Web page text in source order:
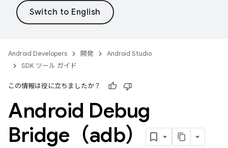
Android Developers 開発
Android Studio
SDK ツール ガイド
この情報は役に立ちましたか？
Android Debug
Bridge（adb）